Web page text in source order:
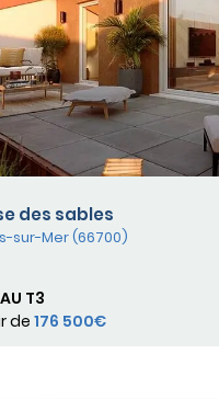
des sables
sur-Mer (66700)
T3
de 176 500€